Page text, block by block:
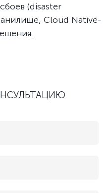
(disaster
Cloud Native-